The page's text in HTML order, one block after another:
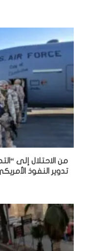
من الاحتلال إلى
تدوير النفوذ